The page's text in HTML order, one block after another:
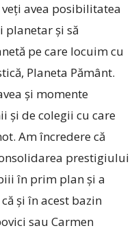
avea posibilitatea
planetar și să
pe care locuim cu
Planeta Pământ.
și momente
și de colegii cu care
Am încredere că
prestigiului
în prim plan și a
și în acest bazin
sau Carmen